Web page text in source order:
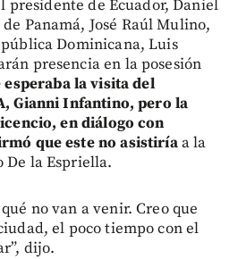
presidente de Ecuador, Daniel
Panamá, José Raúl Mulino,
Dominicana, Luis
presencia en la posesión
esperaba la visita del
Gianni Infantino, pero la
en diálogo con
que este no asistiríaa la
De la Espriella.
no van a venir. Creo que
el poco tiempo con el
dijo.